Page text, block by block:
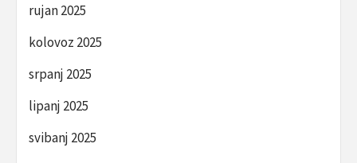
rujan 2025
kolovoz 2025
srpanj 2025
lipanj 2025
svibanj 2025